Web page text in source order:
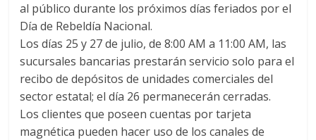
al público durante los próximos días feriados por el
Día de Rebeldía Nacional.
Los días 25 y 27 de julio, de 8:00 AM a 11:00 AM, las
sucursales bancarias prestarán servicio solo para el
recibo de depósitos de unidades comerciales del
sector estatal; el día 26 permanecerán cerradas.
Los clientes que poseen cuentas por tarjeta
magnética pueden hacer uso de los canales de